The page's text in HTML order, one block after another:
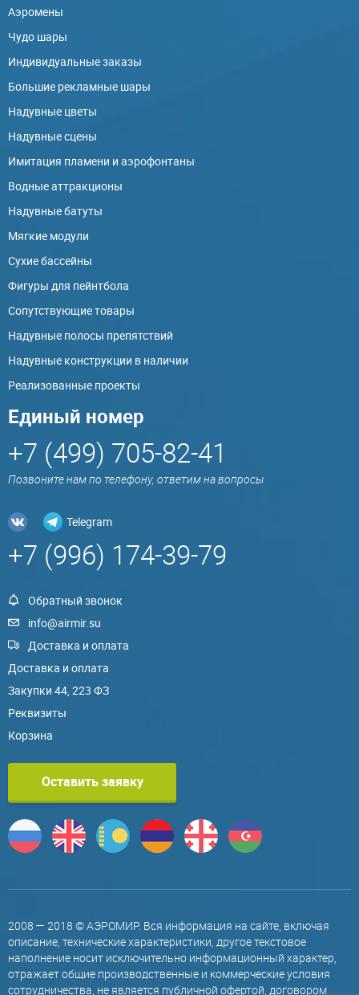
Аэромены
Чудо шары
Индивидуальные заказы
Большие рекламные шары
Надувные цветы
Надувные сцены
Имитация пламени и аэрофонтаны
Водные аттракционы
Надувные батуты
Мягкие модули
Сухие бассейны
Фигуры для пейнтбола
Сопутствующие товары
Надувные полосы препятствий
Надувные конструкции в наличии
Реализованные проекты
Единый номер
+7 (499) 705-82-41
Позвоните нам по телефону, ответим на вопросы
Telegram
+7 (996) 174-39-79
Обратный звонок
info@airmir.su
Доставка и оплата
Доставка и оплата
Закупки 44, 223 ФЗ
Реквизиты
Корзина
Оставить заявку
2008 — 2018 © АЭРОМИР. Вся информация на сайте, включая
описание, технические характеристики, другое текстовое
наполнение носит исключительно информационный характер,
отражает общие производственные и коммерческие условия
сотрудничества, не является публичной офертой, договором